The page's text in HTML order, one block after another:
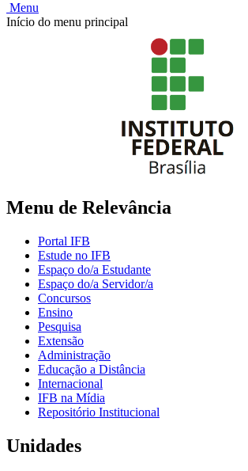
Menu
Início do menu principal
Menu de Relevância
Portal IFB
Estude no IFB
Espaço do/a Estudante
Espaço do/a Servidor/a
Concursos
Ensino
Pesquisa
Extensão
Administração
Educação a Distância
Internacional
IFB na Mídia
Repositório Institucional
Unidades